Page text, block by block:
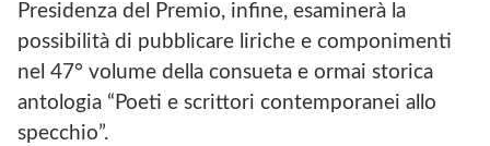
Presidenza del Premio, infine, esaminerà la
possibilità di pubblicare liriche e componimenti
nel 47° volume della consueta e ormai storica
antologia “Poeti e scrittori contemporanei allo
specchio”.